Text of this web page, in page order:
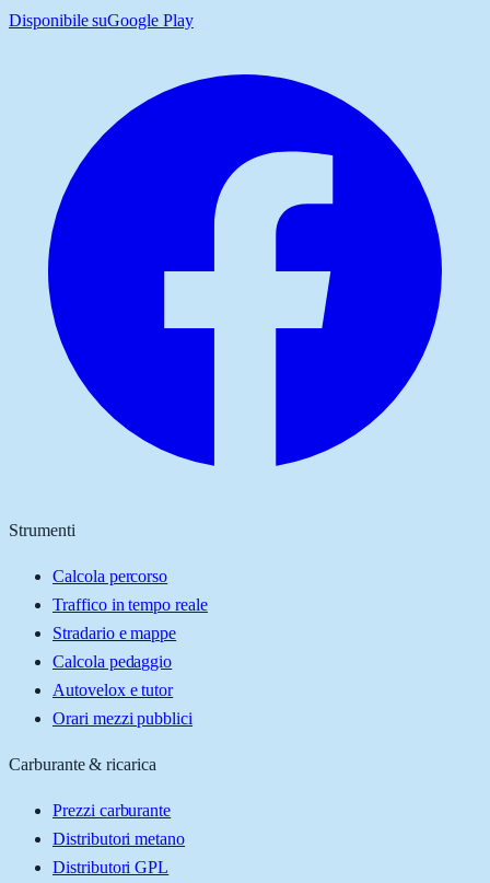
Disponibile suGoogle Play
Strumenti
Calcola percorso
Traffico in tempo reale
Stradario e mappe
Calcola pedaggio
Autovelox e tutor
Orari mezzi pubblici
Carburante & ricarica
Prezzi carburante
Distributori metano
Distributori GPL